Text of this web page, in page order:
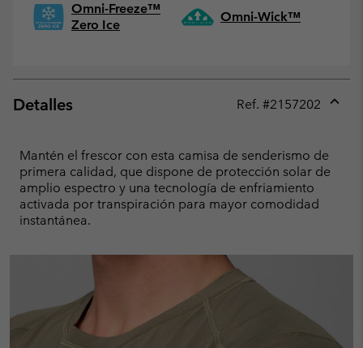
Omni-Freeze™
Zero Ice
Omni-Wick™
Detalles Ref. #2157202
Mantén el frescor con esta camisa de senderismo de
primera calidad, que dispone de protección solar de
amplio espectro y una tecnología de enfriamiento
activada por transpiración para mayor comodidad
instantánea.